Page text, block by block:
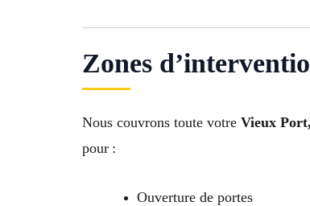
Zones
Nous couvrons toute votre Vieux
pour :
Ouverture de portes